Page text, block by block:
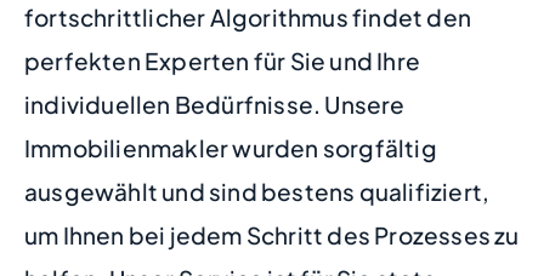
fortschrittlicher Algorithmus findet den
perfekten Experten für Sie und Ihre
individuellen Bedürfnisse. Unsere
Immobilienmakler wurden sorgfältig
ausgewählt und sind bestens qualifiziert,
um Ihnen bei jedem Schritt des Prozesses zu